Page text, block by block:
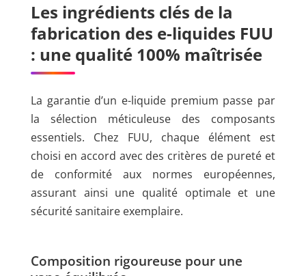
Les ingrédients clés de la
fabrication des e-liquides FUU
: une qualité 100% maîtrisée
La garantie d’un e-liquide premium passe par
la sélection méticuleuse des composants
essentiels. Chez FUU, chaque élément est
choisi en accord avec des critères de pureté et
de conformité aux normes européennes,
assurant ainsi une qualité optimale et une
sécurité sanitaire exemplaire.
Composition rigoureuse pour une